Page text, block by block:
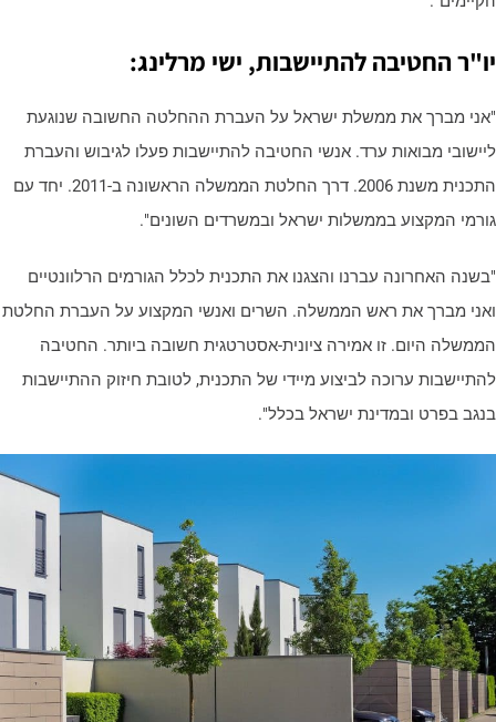
החטיבה להתיישבות, ישי מרלינג:
מברך את ממשלת ישראל על העברת ההחלטה החשובה שנוגעת
מבואות ערד. אנשי החטיבה להתיישבות פעלו לגיבוש והעברת
התכנית משנת 2006. דרך החלטת הממשלה הראשונה ב-2011. יחד עם
המקצוע בממשלות ישראל ובמשרדים השונים".
האחרונה עברנו והצגנו את התכנית לכלל הגורמים הרלוונטיים
מברך את ראש הממשלה. השרים ואנשי המקצוע על העברת החלטת
היום. זו אמירה ציונית-אסטרטגית חשובה ביותר. החטיבה
ערוכה לביצוע מיידי של התכנית, לטובת חיזוק ההתיישבות
בפרט ובמדינת ישראל בכלל".